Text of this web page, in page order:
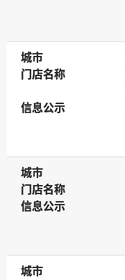
城市
城市
门店名称
门店名称
信息公示
信息公示
城市
城市
门店名称
门店名称
信息公示
信息公示
城市
城市